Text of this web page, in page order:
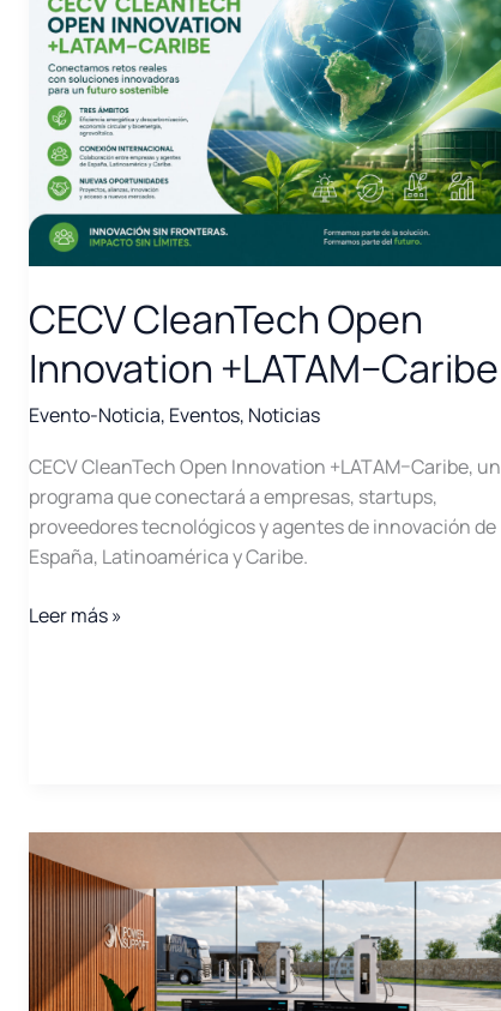
CECV CleanTech Open
Innovation +LATAM–Caribe
Evento-Noticia, Eventos, Noticias
CECV CleanTech Open Innovation +LATAM–Caribe, un
programa que conectará a empresas, startups,
proveedores tecnológicos y agentes de innovación de
España, Latinoamérica y Caribe.
CECV
Leer más »